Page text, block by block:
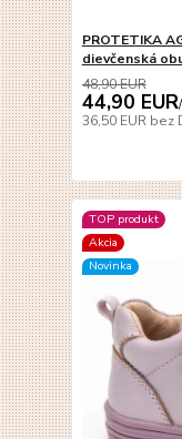
PROTETIKA
dievčenská
48,90 EUR
44,90 EUR/
36,50 EUR bez
TOP produkt
Akcia
Novinka